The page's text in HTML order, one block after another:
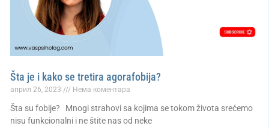
Šta je i kako se tretira agorafobija?
април 26, 2023 Нема коментара
Šta su fobije? Mnogi strahovi sa kojima se tokom života srećemo
nisu funkcionalni i ne štite nas od neke